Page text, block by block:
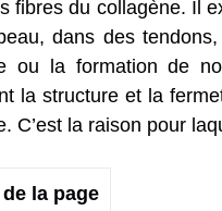
fibres du collagène. Il
dans des
ou la formation de
la structure et la
C’est la raison pour
la page